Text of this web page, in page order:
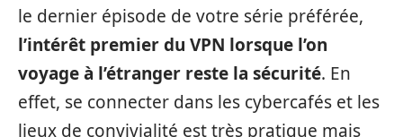
le dernier épisode de votre série préférée,
l’intérêt premier du VPN lorsque l’on
voyage à l’étranger reste la sécurité. En
effet, se connecter dans les cybercafés et les
lieux de convivialité est très pratique mais